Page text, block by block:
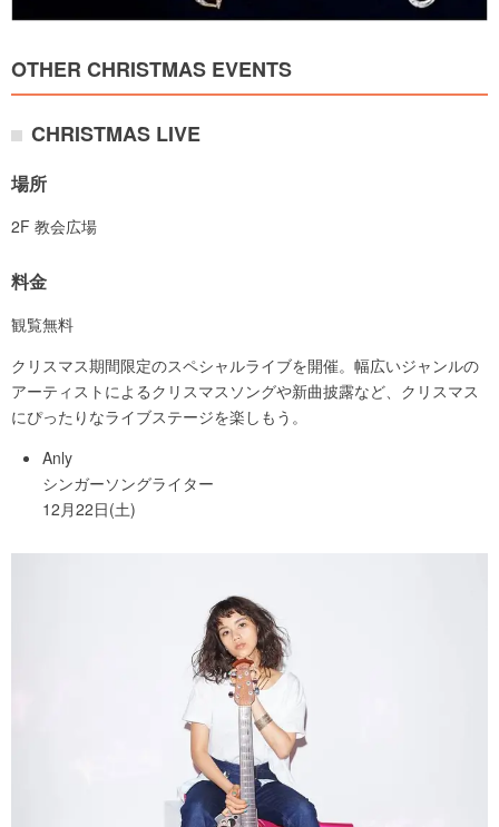
OTHER CHRISTMAS EVENTS
CHRISTMAS LIVE
場所
2F 教会広場
料金
観覧無料
クリスマス期間限定のスペシャルライブを開催。幅広いジャンルの
アーティストによるクリスマスソングや新曲披露など、クリスマス
にぴったりなライブステージを楽しもう。
Anly
シンガーソングライター
12月22日(土)